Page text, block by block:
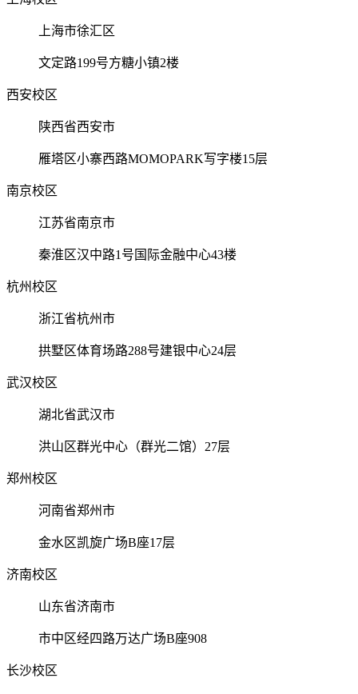
上海市徐汇区
文定路199号方糖小镇2楼
西安校区
陕西省西安市
雁塔区小寨西路MOMOPARK写字楼15层
南京校区
江苏省南京市
秦淮区汉中路1号国际金融中心43楼
杭州校区
浙江省杭州市
拱墅区体育场路288号建银中心24层
武汉校区
湖北省武汉市
洪山区群光中心（群光二馆）27层
郑州校区
河南省郑州市
金水区凯旋广场B座17层
济南校区
山东省济南市
市中区经四路万达广场B座908
长沙校区